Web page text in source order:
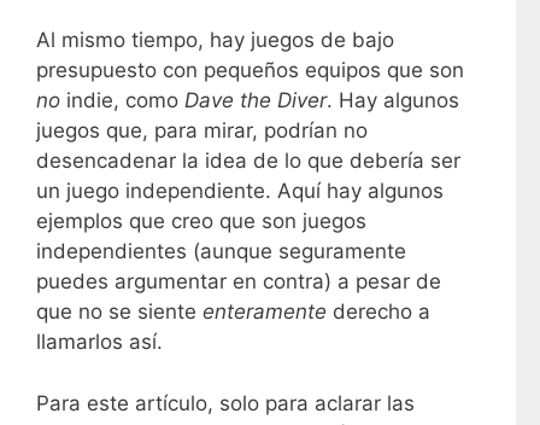
Al mismo tiempo, hay juegos de bajo
presupuesto con pequeños equipos que son
no indie, como Dave the Diver. Hay algunos
juegos que, para mirar, podrían no
desencadenar la idea de lo que debería ser
un juego independiente. Aquí hay algunos
ejemplos que creo que son juegos
independientes (aunque seguramente
puedes argumentar en contra) a pesar de
que no se siente enteramente derecho a
llamarlos así.
Para este artículo, solo para aclarar las